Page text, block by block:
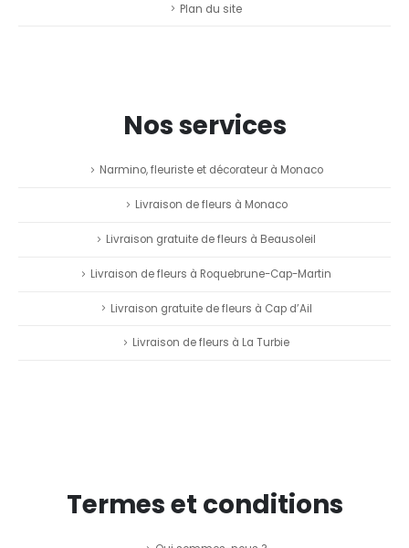
Plan du site
Nos services
Narmino, fleuriste et décorateur à Monaco
Livraison de fleurs à Monaco
Livraison gratuite de fleurs à Beausoleil
Livraison de fleurs à Roquebrune-Cap-Martin
Livraison gratuite de fleurs à Cap d’Ail
Livraison de fleurs à La Turbie
Termes et conditions